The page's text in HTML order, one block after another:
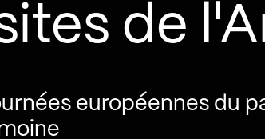
de
européennes du